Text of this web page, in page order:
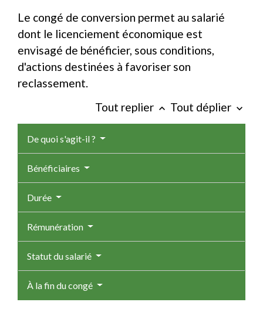
Le congé de conversion permet au salarié
dont le licenciement économique est
envisagé de bénéficier, sous conditions,
d'actions destinées à favoriser son
reclassement.
Tout replier keyboard_arrow_up Tout déplier keyboard_arrow_down
De quoi s'agit-il ?
Bénéficiaires
Durée
Rémunération
Statut du salarié
À la fin du congé